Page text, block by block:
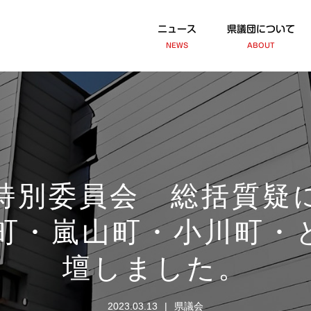
ニュース
NEWS
県議団について
ABOUT
別委員会 総括質疑
・嵐山町・小川町
壇しました。
2023.03.13 県議会